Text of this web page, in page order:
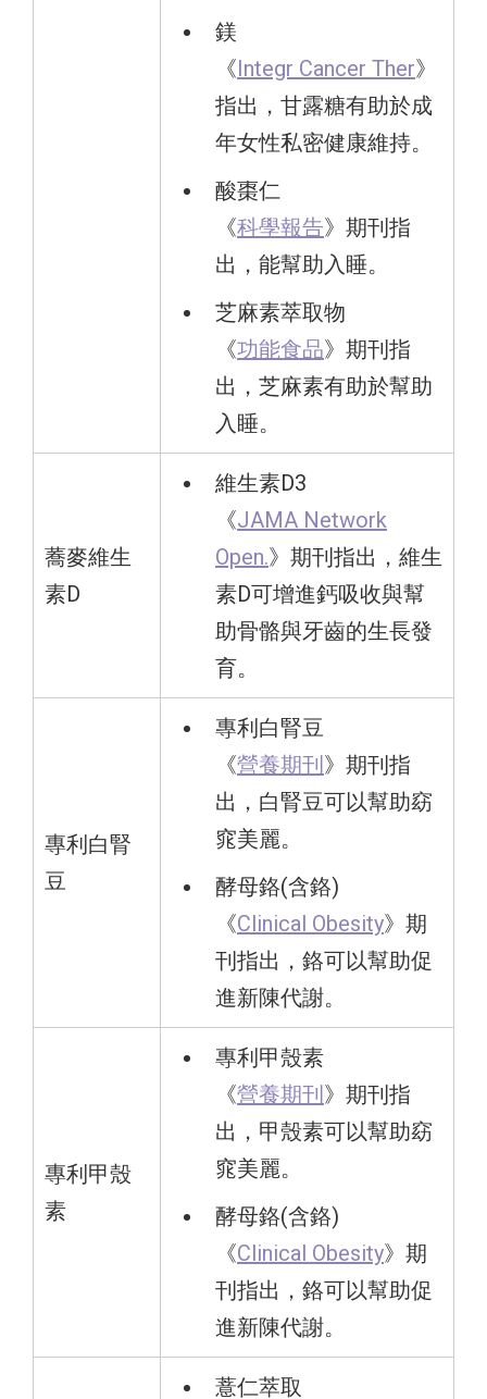
鎂
《 Integr Cancer Ther》
指出，甘露糖有助於成
年女性私密健康維持。
酸棗仁
《科學報告》期刊指
出，能幫助入睡。
芝麻素萃取物
《功能食品》期刊指
出，芝麻素有助於幫助
入睡。
蕎麥維生
素D
維生素D3
《JAMA Network
Open.》期刊指出，維生
素D可增進鈣吸收與幫
助骨骼與牙齒的生長發
育。
專利白腎
豆
專利白腎豆
《營養期刊 》期刊指
出，白腎豆可以幫助窈
窕美麗。
酵母鉻(含鉻)
《Clinical Obesity》期
刊指出，鉻可以幫助促
進新陳代謝。
專利甲殼
素
專利甲殼素
《營養期刊 》期刊指
出，甲殼素可以幫助窈
窕美麗。
酵母鉻(含鉻)
《Clinical Obesity》期
刊指出，鉻可以幫助促
進新陳代謝。
薏仁萃取